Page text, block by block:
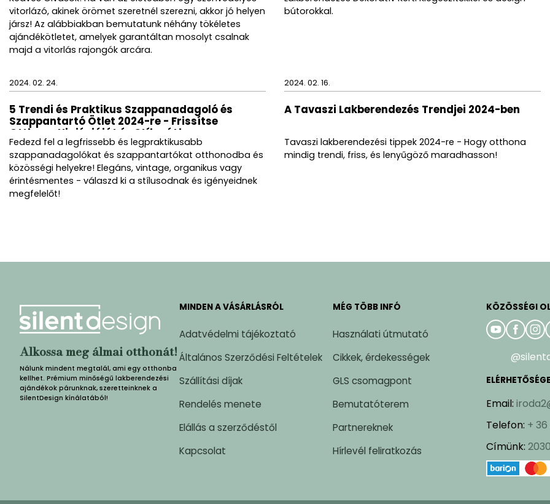
vitorlázó, akinek örömet szeretnél szerezni, akkor jó helyen
jársz! Az alábbiakban bemutatunk néhány tökéletes
ajándékötletet, amelyek garantáltan mosolyt csalnak
majd a vitorlás rajongók arcára.
bútorokkal.
2024. 02. 24.
5 Trendi és Praktikus Szappanadagoló és
Szappantartó Ötlet 2024-re - Frissítse
Otthona Higiéniáját és Stílusát!
Fedezd fel a legfrissebb és legpraktikusabb
szappanadagolókat és szappantartókat otthonodba és
közösségi helyekre! Elegáns, vintage, organikus vagy
érintésmentes - válaszd ki a stílusodnak és igényeidnek
megfelelőt!
2024. 02. 16.
A Tavaszi Lakberendezés Trendjei 2024-ben
Tavaszi lakberendezési tippek 2024-re - Hogy otthona
mindig trendi, friss, és lenyűgöző maradhasson!
Alkossa meg álmai otthonát!
Nálunk mindent megtalál, ami egy otthonba
kellhet. Prémium minőségű lakberendezési
ajándékok párunknak, szeretteinknek a
SilentDesign kínálatából!
MINDEN A VÁSÁRLÁSRÓL
Adatvédelmi tájékoztató
Általános Szerződési Feltételek
Szállítási díjak
Rendelés menete
Elállás a szerződéstől
Kapcsolat
MÉG TÖBB INFÓ
Használati útmutató
Cikkek, érdekességek
GLS csomagpont
Bemutatóterem
Partnereknek
Hírlevél feliratkozás
KÖZÖSSÉGI
Email:
Telefon: +
Címünk: